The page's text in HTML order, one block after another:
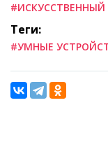
#ИСКУССТВЕННЫЙ
Теги:
#УМНЫЕ